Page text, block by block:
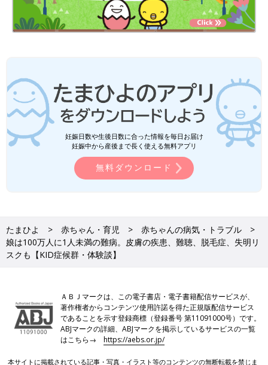
妊娠日数や生後日数に合った情報を毎日お届け
妊娠中から産後まで長く使える無料アプリ
無料ダウンロード
たまひよ 赤ちゃん・育児
赤ちゃんの病気・トラブル
娘は100万人に1人未満の難病。皮膚の疾患、難聴、脱毛症、失明リ
スクも【KID症候群・体験談】
ＡＢＪマークは、この電子書店・電子書籍配信サービスが、
著作権者からコンテンツ使用許諾を得た正規版配信サービス
であることを示す登録商標（登録番号 第11091000号）です。
ABJマークの詳細、ABJマークを掲示しているサービスの一覧
はこちら→https://aebs.or.jp/
本サイトに掲載されている記事・写真・イラスト等のコンテンツの無断転載を禁じま